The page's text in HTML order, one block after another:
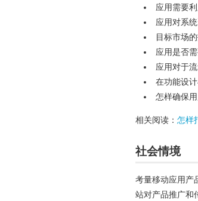
应用需要
应用对系
目标市场
应用是否
应用对于
在功能设
怎样确保
相关阅读： 怎样
社会情境
考量移动应用产
站对产品推广和